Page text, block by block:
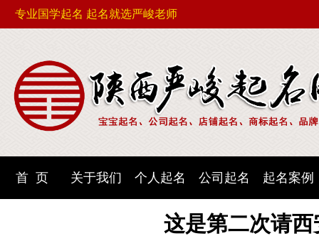
专业国学起名 起名就选严峻老师
首 页 关于我们 个人起名 公司起名 起名案例
这是第二次请